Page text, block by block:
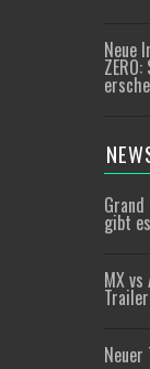
Neue
gibt
MX
Trailer
Neuer